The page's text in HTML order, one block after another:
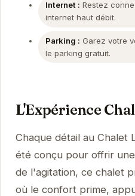
Internet : Restez
internet haut débit.
Parking : Garez votre
le parking gratuit.
L'Expérience
Chaque détail au Chalet
été conçu pour offrir
de l'agitation, ce chalet
où le confort prime,